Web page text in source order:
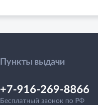
Пункты выдачи
+7-916-269-8866
Бесплатный звонок по РФ